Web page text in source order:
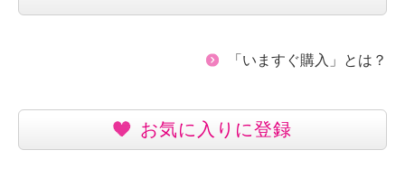
「いますぐ購入」とは？
お気に入りに登録